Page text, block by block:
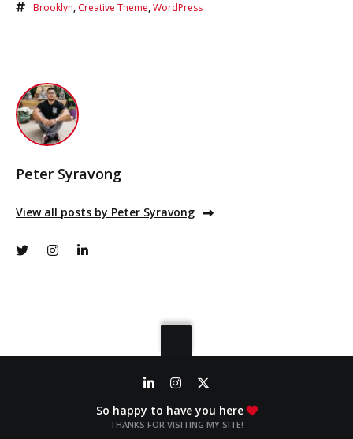
Brooklyn, Creative Theme,WordPress
Peter Syravong
View all posts by Peter Syravong
So happy to have you here
THANKS FOR VISITING MY SITE!